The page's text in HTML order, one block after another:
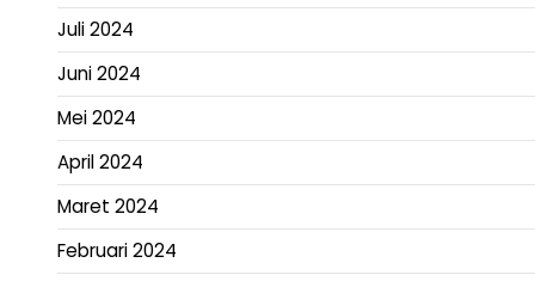
Juli 2024
Juni 2024
Mei 2024
April 2024
Maret 2024
Februari 2024